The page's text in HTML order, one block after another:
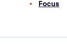
Focus